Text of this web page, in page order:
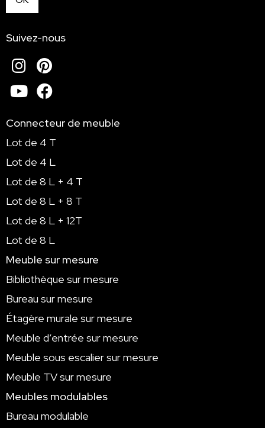
Suivez-nous
Instagram
Pinterest
YoutubeFacebook
Connecteur de meuble
Lot de 4 T
Lot de 4 L
Lot de 8 L + 4 T
Lot de 8 L + 8 T
Lot de 8 L + 12T
Lot de 8 L
Meuble sur mesure
Bibliothèque sur mesure
Bureau sur mesure
Étagère murale sur mesure
Meuble d’entrée sur mesure
Meuble sous escalier sur mesure
Meuble TV sur mesure
Meubles modulables
Bureau modulable